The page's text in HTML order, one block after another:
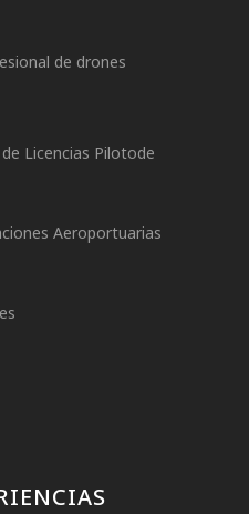
de drones
Licencias Pilotode
Aeroportuarias